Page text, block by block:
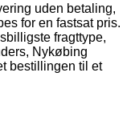
uden betaling,
for en fastsat pris.
fragttype,
Nykøbing
bestillingen til et